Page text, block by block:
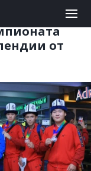
22.10.2019 19:29
от